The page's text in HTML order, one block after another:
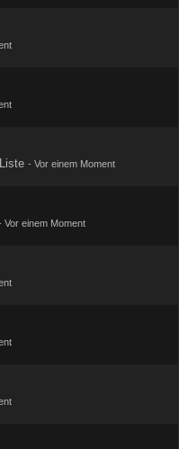
- Vor einem Moment
Vor einem Moment